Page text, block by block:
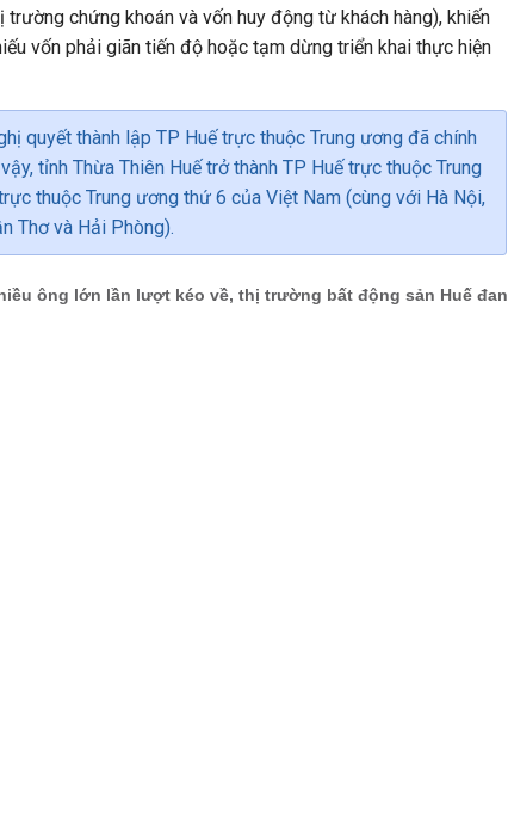
trường chứng khoán và vốn huy động từ khách hàng), khiến
vốn phải giãn tiến độ hoặc tạm dừng triển khai thực hiện
quyết thành lập TP Huế trực thuộc Trung ương đã chính
tỉnh Thừa Thiên Huế trở thành TP Huế trực thuộc Trung
thuộc Trung ương thứ 6 của Việt Nam (cùng với Hà Nội,
Thơ và Hải Phòng).